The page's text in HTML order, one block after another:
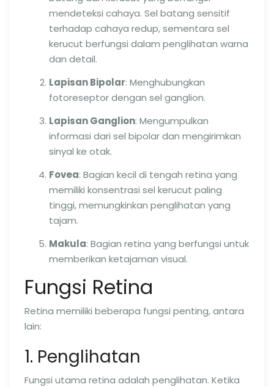
mendeteksi cahaya. Sel batang sensitif
terhadap cahaya redup, sementara sel
kerucut berfungsi dalam penglihatan warna
dan detail.
Lapisan Bipolar: Menghubungkan
fotoreseptor dengan sel ganglion.
Lapisan Ganglion: Mengumpulkan
informasi dari sel bipolar dan mengirimkan
sinyal ke otak.
Fovea: Bagian kecil di tengah retina yang
memiliki konsentrasi sel kerucut paling
tinggi, memungkinkan penglihatan yang
tajam.
Makula: Bagian retina yang berfungsi untuk
memberikan ketajaman visual.
Fungsi Retina
Retina memiliki beberapa fungsi penting, antara
lain:
1. Penglihatan
Fungsi utama retina adalah penglihatan. Ketika